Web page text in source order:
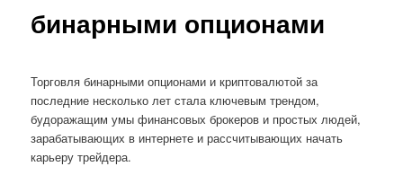
бинарными опционами
Торговля бинарными опционами и криптовалютой за
последние несколько лет стала ключевым трендом,
будоражащим умы финансовых брокеров и простых людей,
зарабатывающих в интернете и рассчитывающих начать
карьеру трейдера.